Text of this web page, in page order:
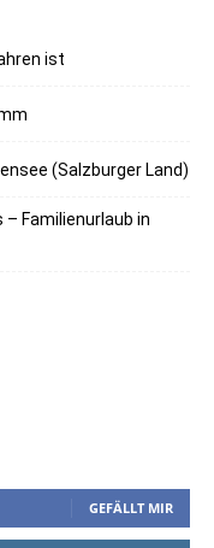
ist
(Salzburger Land)
– Familienurlaub in
GEFÄLLT MIR